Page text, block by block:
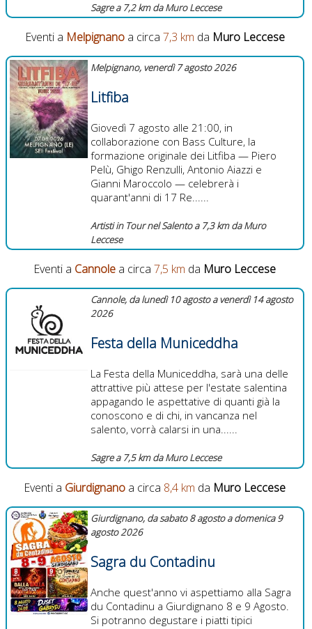
Sagre a 7,2 km da Muro Leccese
Eventi a Melpignanoa circa 7,3 km da Muro Leccese
Melpignano, venerdì 7 agosto 2026
Litfiba
Giovedì 7 agosto alle 21:00, in
collaborazione con Bass Culture, la
formazione originale dei Litfiba — Piero
Pelù, Ghigo Renzulli, Antonio Aiazzi e
Gianni Maroccolo — celebrerà i
quarant'anni di 17 Re......
Artisti in Tour nel Salento a 7,3 km da Muro
Leccese
Eventi a Cannole a circa7,5 km da Muro Leccese
Cannole, da lunedì 10 agosto a venerdì 14 agosto
2026
Festa della Municeddha
La Festa della Municeddha, sarà una delle
attrattive più attese per l'estate salentina
appagando le aspettative di quanti già la
conoscono e di chi, in vancanza nel
salento, vorrà calarsi in una......
Sagre a 7,5 km da Muro Leccese
Eventi a Giurdignano a circa 8,4 km da Muro Leccese
Giurdignano, da sabato 8 agosto a domenica 9
agosto 2026
Sagra du Contadinu
Anche quest'anno vi aspettiamo alla Sagra
du Contadinu a Giurdignano 8 e 9 Agosto.
Si potranno degustare i piatti tipici